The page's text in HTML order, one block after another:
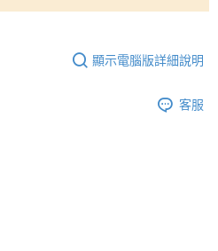
顯示電腦版詳細說明
客服